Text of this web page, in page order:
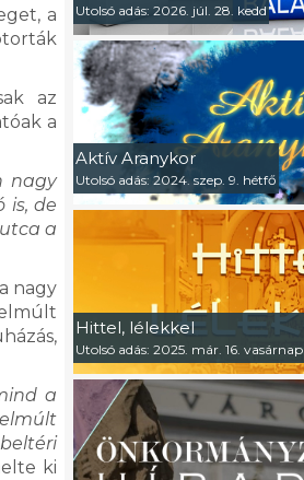
a
az
a
nagy
is, de
a
nagy
a
ki
Utolsó adás: 2026. júl. 28. kedd
Aktív Aranykor
Utolsó adás: 2024. szep. 9. hétfő
Hittel, lélekkel
Utolsó adás: 2025. már. 16. vasárnap